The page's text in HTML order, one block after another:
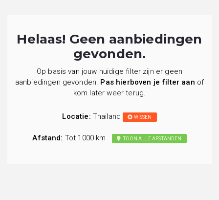
Helaas! Geen aanbiedingen
gevonden.
Op basis van jouw huidige filter zijn er geen
aanbiedingen gevonden. Pas hierboven je filter aan of
kom later weer terug.
Locatie: Thailand WISSEN
Afstand: Tot 1000 km TOON ALLE AFSTANDEN